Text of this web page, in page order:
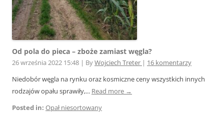
Od pola do pieca – zboże zamiast węgla?
26 września 2022 15:48 | ByWojciech Treter | 16 komentarzy
Niedobór węgla na rynku oraz kosmiczne ceny wszystkich innych
rodzajów opału sprawiły,... Read more →
Posted in: Opał niesortowany